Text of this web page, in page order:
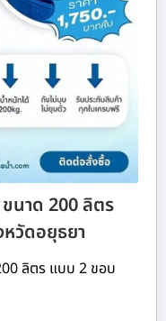
นาด 200 ลิตร
วัดอยุธยา
ลิตร แบบ 2 ขอบ